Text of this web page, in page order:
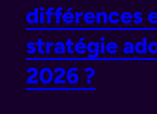
différences
stratégie
2026 ?